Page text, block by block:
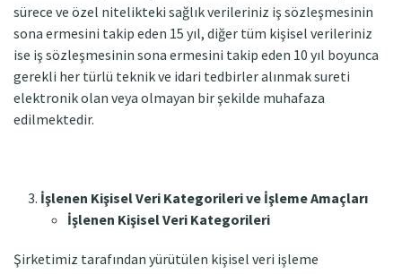
sürece ve özel nitelikteki sağlık verileriniz iş sözleşmesinin
sona ermesini takip eden 15 yıl, diğer tüm kişisel verileriniz
ise iş sözleşmesinin sona ermesini takip eden 10 yıl boyunca
gerekli her türlü teknik ve idari tedbirler alınmak sureti
elektronik olan veya olmayan bir şekilde muhafaza
edilmektedir.
İşlenen Kişisel Veri Kategorileri ve İşleme Amaçları
İşlenen Kişisel Veri Kategorileri
Şirketimiz tarafından yürütülen kişisel veri işleme